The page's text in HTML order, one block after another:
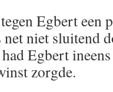
Egbert een
net niet sluitend
Egbert ineens
zorgde.